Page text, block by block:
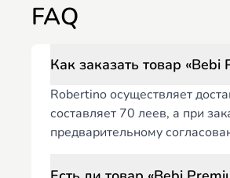
FAQ
Как заказать товар
Robertino осуществляет
составляет 70 леев, а при
предварительному